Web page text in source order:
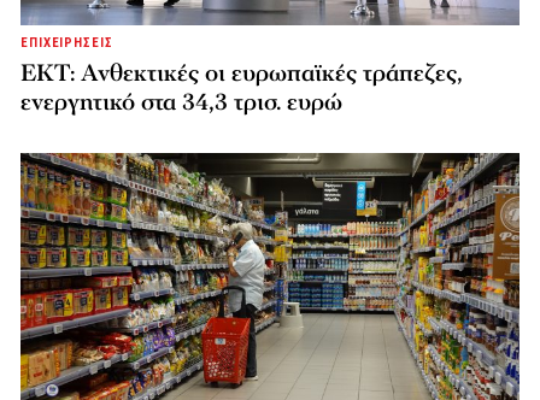
ΕΠΙΧΕΙΡΗΣΕΙΣ
ΕΚΤ: Ανθεκτικές οι ευρωπαϊκές τράπεζες,
ενεργητικό στα 34,3 τρισ. ευρώ